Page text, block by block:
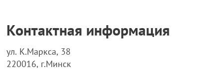
Контактная информация
ул. К.Маркса, 38
220016, г.Минск